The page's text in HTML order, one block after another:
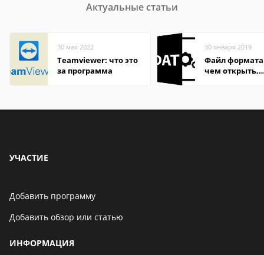
Актуальные статьи
30 мая 2022
Teamviewer: что это
за программа
30 января 2019
Файл формата
чем открыть,
УЧАСТИЕ
Добавить программу
Добавить обзор или статью
ИНФОРМАЦИЯ